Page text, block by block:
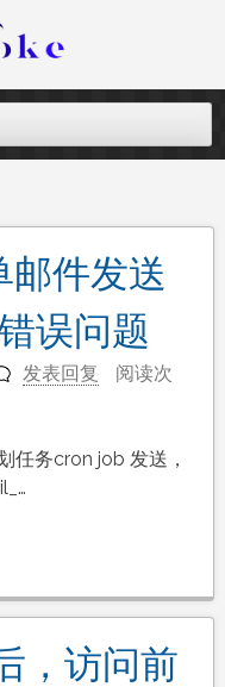
站开发遇到的点点
件发送
误问题
发表回复
阅读次
任务cron job 发送，
，访问前